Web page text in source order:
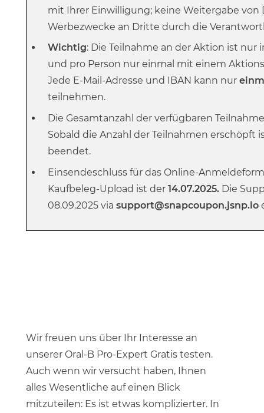
mit Ihrer Einwilligung; keine Weitergabe von
Werbezwecke an Dritte durch die
Wichtig: Die Teilnahme an der Aktion ist nur
und pro Person nur einmal mit einem
Jede E-Mail-Adresse und IBAN kann nur
teilnehmen.
Die Gesamtanzahl der verfügbaren
Sobald die Anzahl der Teilnahmen erschöpft
beendet.
Einsendeschluss für das Online-
Kaufbeleg-Upload ist der 14.07.2025.Die
08.09.2025 via support@snapcoupon.jsnp.io
Wir freuen uns über Ihr Interesse an
unserer Oral-B Pro-Expert Gratis testen.
Auch wenn wir versucht haben, Ihnen
alles Wesentliche auf einen Blick
mitzuteilen: Es ist etwas komplizierter. In